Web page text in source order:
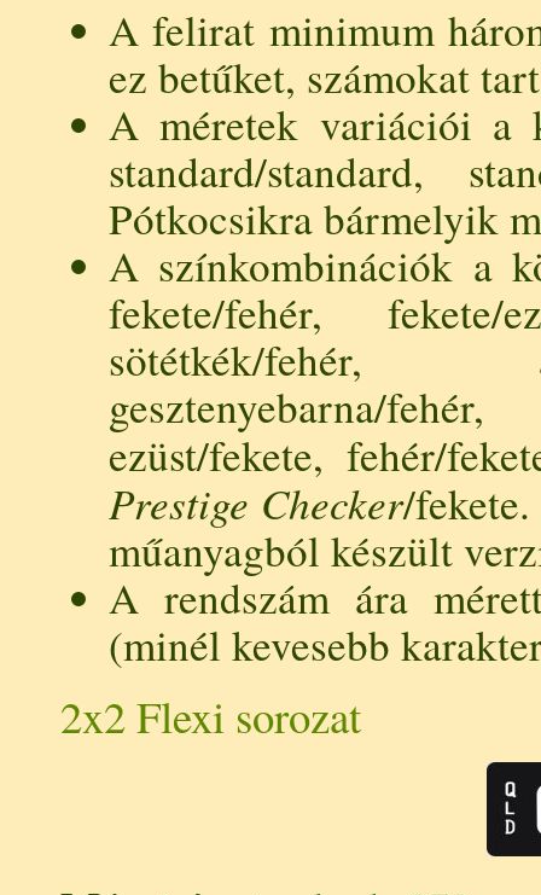
A felirat minimum
ez betűket, számokat
A méretek variációi a
standard/standard,
Pótkocsikra bármelyik
A színkombinációk a
fekete/fehér, fekete/
sötétkék/fehér,
gesztenyebarna/
ezüst/fekete, fehér/
Prestige Checker/
műanyagból készült
A rendszám ára
(minél kevesebb
2x2 Flexi sorozat